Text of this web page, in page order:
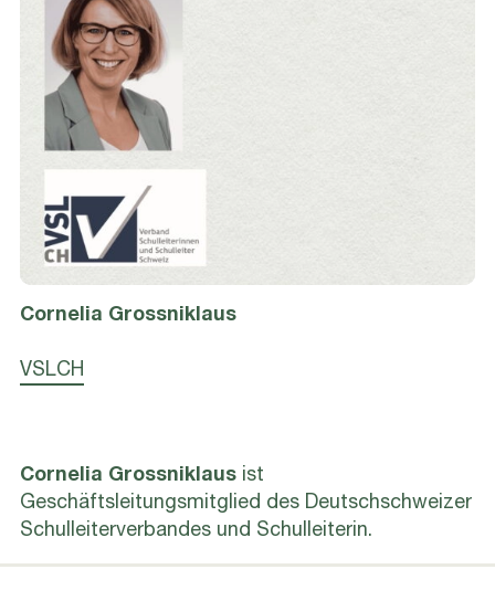
Cornelia Grossniklaus
VSLCH
Cornelia Grossniklaus ist
Geschäftsleitungsmitglied des Deutschschweizer
Schulleiterverbandes und Schulleiterin.